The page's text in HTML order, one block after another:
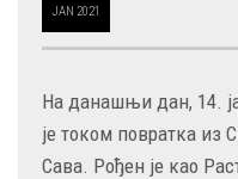
JAN 2021
На данашњи дан, 14.
је током повратка из
Сава. Рођен је као